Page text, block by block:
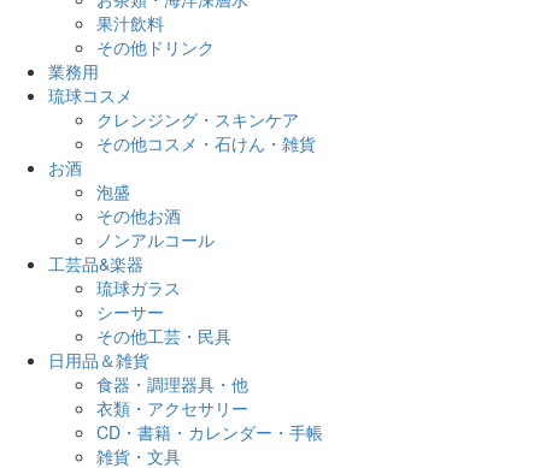
果汁飲料
その他ドリンク
業務用
琉球コスメ
クレンジング・スキンケア
その他コスメ・石けん・雑貨
お酒
泡盛
その他お酒
ノンアルコール
工芸品&楽器
琉球ガラス
シーサー
その他工芸・民具
日用品＆雑貨
食器・調理器具・他
衣類・アクセサリー
CD・書籍・カレンダー・手帳
雑貨・文具